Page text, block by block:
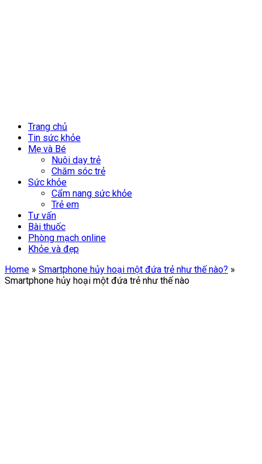
Trang chủ
Tin sức khỏe
Mẹ và Bé
Nuôi dạy trẻ
Chăm sóc trẻ
Sức khỏe
Cẩm nang sức khỏe
Trẻ em
Tư vấn
Bài thuốc
Phòng mạch online
Khỏe và đẹp
Home » Smartphone hủy hoại một đứa trẻ như thế nào? »
Smartphone hủy hoại một đứa trẻ như thế nào